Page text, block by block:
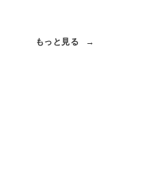
もっと見る